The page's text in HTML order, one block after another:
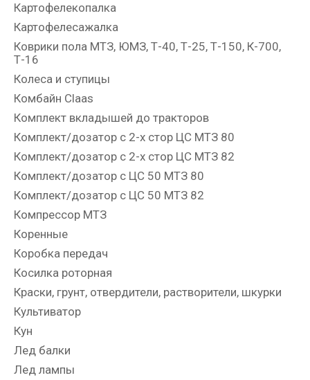
Картофелекопалка
Картофелесажалка
Коврики пола МТЗ, ЮМЗ, Т-40, Т-25, Т-150, К-700,
Т-16
Колеса и ступицы
Комбайн Claas
Комплект вкладышей до тракторов
Комплект/дозатор с 2-х стор ЦС МТЗ 80
Комплект/дозатор с 2-х стор ЦС МТЗ 82
Комплект/дозатор с ЦС 50 МТЗ 80
Комплект/дозатор с ЦС 50 МТЗ 82
Компрессор МТЗ
Коренные
Коробка передач
Косилка роторная
Краски, грунт, отвердители, растворители, шкурки
Культиватор
Кун
Лед балки
Лед лампы